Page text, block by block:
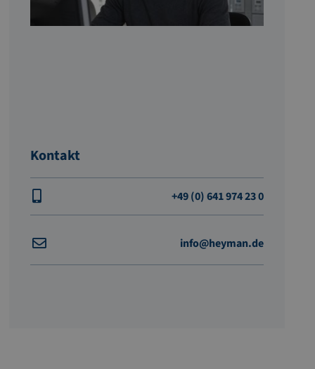
Kontakt
+49 (0) 641 974 23 0
info@heyman.de